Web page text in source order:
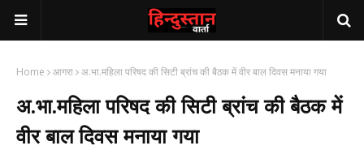
Home आगरा अ.भा.महिला परिषद की सिटी ब्रांच की बैठक में वीर बाल दिवस मनाया गया
अ.भा.महिला परिषद की सिटी ब्रांच की बैठक में
वीर बाल दिवस मनाया गया